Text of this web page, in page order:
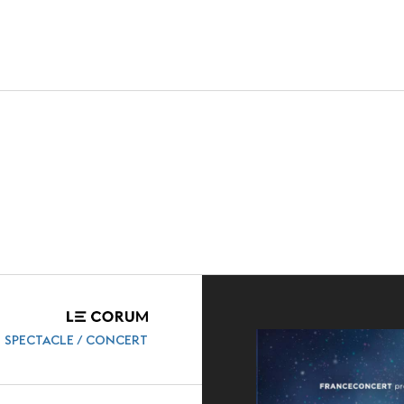
Presse
Carrières
Appels d'offres
SPECTACLE / CONCERT